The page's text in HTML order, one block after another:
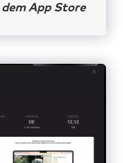
App Store